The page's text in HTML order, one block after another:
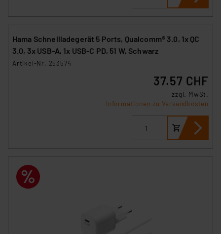
Hama Schnellladegerät 5 Ports, Qualcomm® 3.0, 1x QC
3.0, 3x USB-A, 1x USB-C PD, 51 W, Schwarz
Artikel-Nr. 253574
37.57 CHF
zzgl. MwSt.
Informationen zu Versandkosten